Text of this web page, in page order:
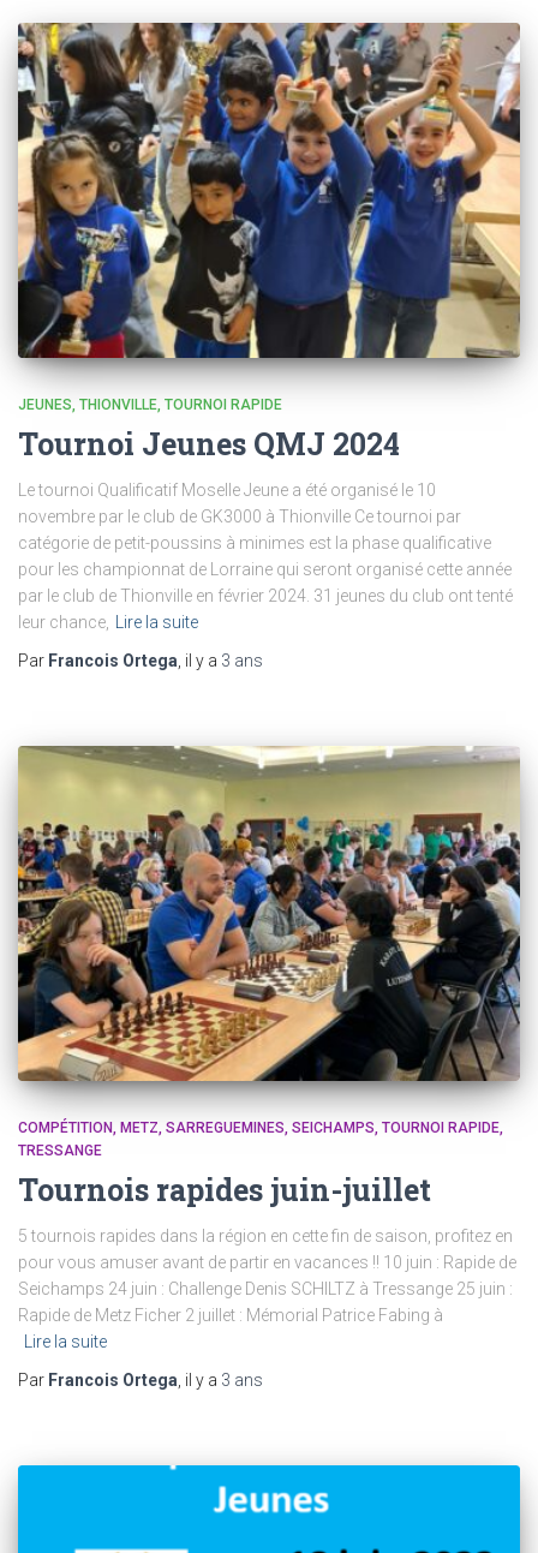
JEUNES THIONVILLE TOURNOI RAPIDE
Tournoi Jeunes QMJ 2024
Le tournoi Qualificatif Moselle Jeune a été organisé le 10
novembre par le club de GK3000 à Thionville Ce tournoi par
catégorie de petit-poussins à minimes est la phase qualificative
pour les championnat de Lorraine qui seront organisé cette année
par le club de Thionville en février 2024. 31 jeunes du club ont tenté
leur chance,
Lire la suite
Par Francois Ortega , il y a 3 ans
COMPÉTITION METZ SARREGUEMINES SEICHAMPS TOURNOI RAPIDE
TRESSANGE
Tournois rapides juin-juillet
5 tournois rapides dans la région en cette fin de saison, profitez en
pour vous amuser avant de partir en vacances !! 10 juin : Rapide de
Seichamps 24 juin : Challenge Denis SCHILTZ à Tressange 25 juin :
Rapide de Metz Ficher 2 juillet : Mémorial Patrice Fabing à
Lire la suite
Par Francois Ortega , il y a 3 ans